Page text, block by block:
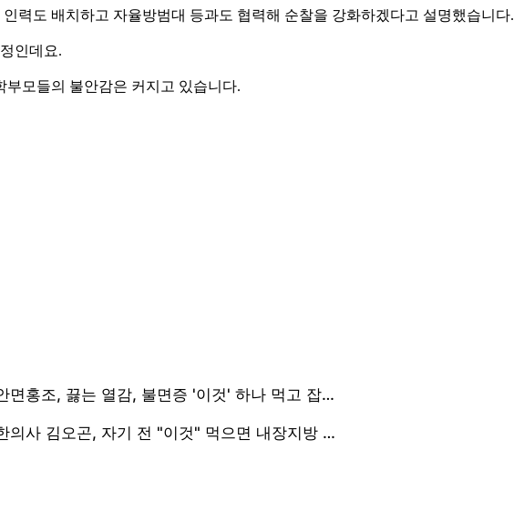
력도 배치하고 자율방범대 등과도 협력해 순찰을 강화하겠다고 설명했습니다.
인데요.
모들의 불안감은 커지고 있습니다.